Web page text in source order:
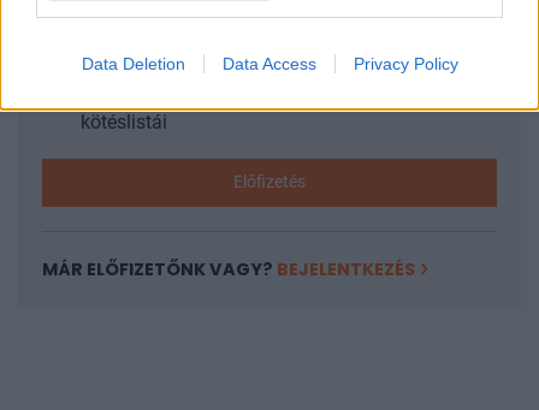
Data Deletion Data Access Privacy Policy
Portfolio.hu teljes cikkarchívum
kötéslistái
Előfizetés
MÁR ELŐFIZETŐNK VAGY? BEJELENTKEZÉS